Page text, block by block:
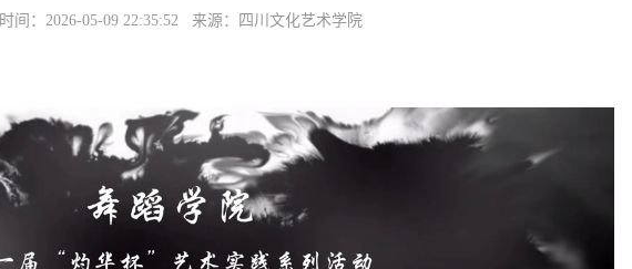
时间：2026-05-09 22:35:52 来源：四川文化艺术学院